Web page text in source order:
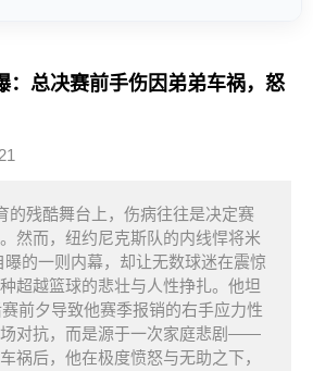
：总决赛前手伤因弟弟车祸，怒
的残酷舞台上，伤病往往是决定赛
然而，纽约尼克斯队的内线悍将米
曝的一则内幕，却让无数球迷在震惊
超越篮球的悲壮与人性挣扎。他坦
前夕导致他赛季报销的右手应力性
对抗，而是源于一次家庭悲剧——
祸后，他在极度愤怒与无助之下，